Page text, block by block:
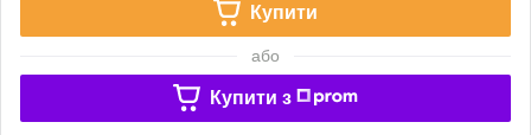
Купити
або
Купити з